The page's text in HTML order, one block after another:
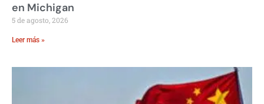
en Michigan
5 de agosto, 2026
Leer más »